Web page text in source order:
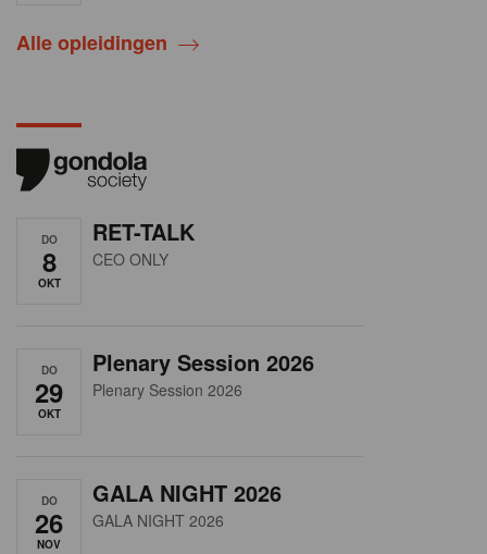
Alle opleidingen
DO
8
OKT
RET-TALK
CEO ONLY
DO
29
OKT
Plenary Session 2026
Plenary Session 2026
DO
26
NOV
GALA NIGHT 2026
GALA NIGHT 2026